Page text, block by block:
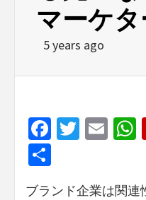
マーケ
5 years ago
Facebook
ブランド企業は関連